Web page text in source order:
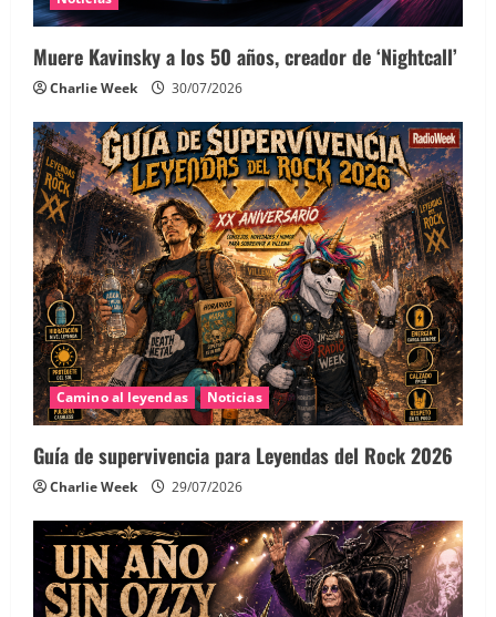
Muere Kavinsky a los 50 años, creador de ‘Nightcall’
Charlie Week 30/07/2026
Camino al leyendas Noticias
Guía de supervivencia para Leyendas del Rock 2026
Charlie Week 29/07/2026